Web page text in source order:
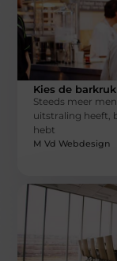
Kies de
Steeds meer
uitstraling heeft,
hebt
M Vd Webdesign